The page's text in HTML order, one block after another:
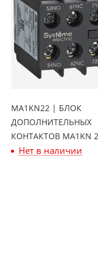
MA1KN22 | БЛОК
ДОПОЛНИТЕЛЬНЫХ
КОНТАКТОВ MA1KN
Systeme Electric
Нет в наличии